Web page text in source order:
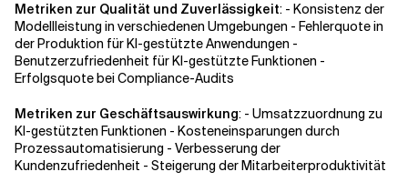
Metriken zur Qualität und Zuverlässigkeit: - Konsistenz der
Modellleistung in verschiedenen Umgebungen - Fehlerquote in
der Produktion für KI-gestützte Anwendungen -
Benutzerzufriedenheit für KI-gestützte Funktionen -
Erfolgsquote bei Compliance-Audits
Metriken zur Geschäftsauswirkung: - Umsatzzuordnung zu
KI-gestützten Funktionen - Kosteneinsparungen durch
Prozessautomatisierung - Verbesserung der
Kundenzufriedenheit - Steigerung der Mitarbeiterproduktivität